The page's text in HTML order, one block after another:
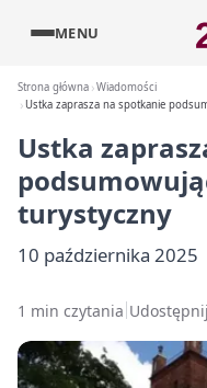
MENU
Strona główna Wiadomości
Ustka zaprasza na spotkanie
Ustka
turystyczny
10 października 2025
1 min czytania Udostępnij